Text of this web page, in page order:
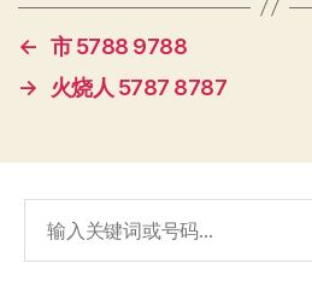
← 市 5788 9788
→
火烧人 5787 8787
索：